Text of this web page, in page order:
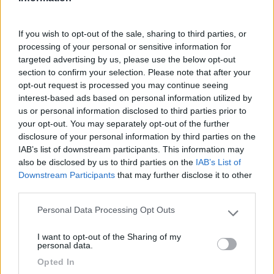
If you wish to opt-out of the sale, sharing to third parties, or
processing of your personal or sensitive information for
targeted advertising by us, please use the below opt-out
section to confirm your selection. Please note that after your
opt-out request is processed you may continue seeing
interest-based ads based on personal information utilized by
us or personal information disclosed to third parties prior to
your opt-out. You may separately opt-out of the further
disclosure of your personal information by third parties on the
IAB’s list of downstream participants. This information may
also be disclosed by us to third parties on the IAB’s List of
Downstream Participants that may further disclose it to other
Please note that this website/app uses one or more Google
not limited to your visit or usage behaviour. You may click to
use your data for below specified purposes in below Google
Personal Data Processing Opt Outs
I want to opt-out of the Sharing of my
personal data.
Opted In
Ciao Szopen prima di tutto grazie per l'interessamento
come tabella l azienda mi ha dato questa